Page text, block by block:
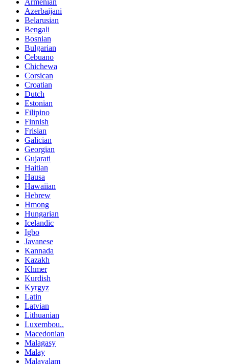
Armenian
Azerbaijani
Belarusian
Bengali
Bosnian
Bulgarian
Cebuano
Chichewa
Corsican
Croatian
Dutch
Estonian
Filipino
Finnish
Frisian
Galician
Georgian
Gujarati
Haitian
Hausa
Hawaiian
Hebrew
Hmong
Hungarian
Icelandic
Igbo
Javanese
Kannada
Kazakh
Khmer
Kurdish
Kyrgyz
Latin
Latvian
Lithuanian
Luxembou..
Macedonian
Malagasy
Malay
Malayalam